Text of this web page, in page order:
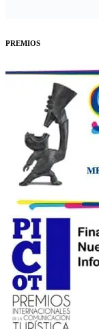
PREMIOS